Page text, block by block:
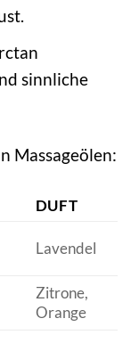
sinnliche
Massageölen:
DUFT
Lavendel
Zitrone,
Orange